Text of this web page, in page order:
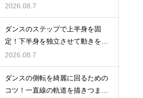
鍵
2026.08.7
ダンスのステップで上半身を固
定！下半身を独立させて動きを際
立たせる
2026.08.7
ダンスの側転を綺麗に回るための
コツ！一直線の軌道を描きつま先